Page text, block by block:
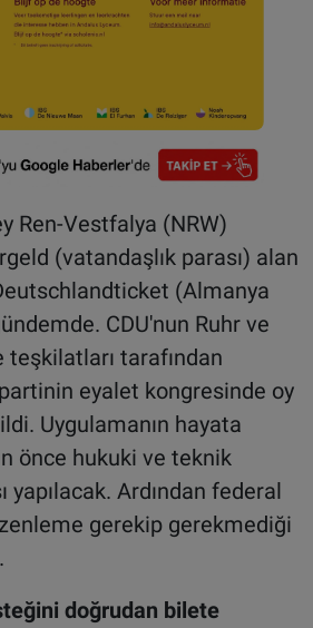
Ren-Vestfalya (NRW)
(vatandaşlık parası) alan
(Almanya
CDU'nun Ruhr ve
tarafından
eyalet kongresinde oy
Uygulamanın hayata
önce hukuki ve teknik
yapılacak. Ardından federal
gerekip gerekmediği
doğrudan bilete